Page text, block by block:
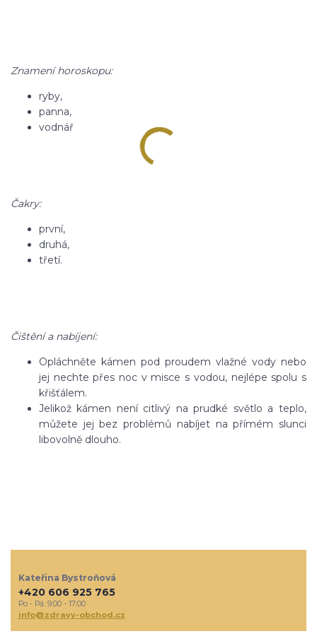
Znamení horoskopu:
ryby,
panna,
vodnář
Čakry:
první,
druhá,
třetí.
Čištění a nabíjení:
Opláchněte kámen pod proudem vlažné vody nebo
jej nechte přes noc v misce s vodou, nejlépe spolu s
křišťálem.
Jelikož kámen není citlivý na prudké světlo a teplo,
můžete jej bez problémů nabíjet na přímém slunci
libovolně dlouho.
Kateřina Bystroňová
+420 606 925 765
Po - Pá: 9:00 - 17:00
info@zdravy-obchod.cz